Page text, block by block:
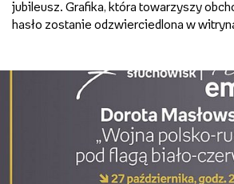
jubileusz. Grafika, która towarzyszy
hasło zostanie odzwierciedlona w